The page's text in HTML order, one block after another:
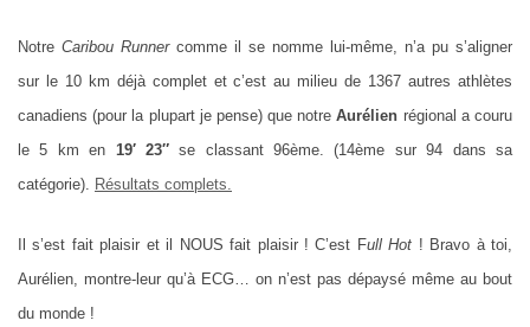
Notre Caribou Runnercomme il se nomme lui-même, n’a pu s’aligner
sur le 10 km déjà complet et c’est au milieu de 1367 autres athlètes
canadiens (pour la plupart je pense) que notreAurélien régional a couru
le 5 km en 19′ 23″se classant 96ème. (14ème sur 94 dans sa
catégorie).
Résultats complets.
Il s’est fait plaisir et il NOUS fait plaisir ! C’est Full Hot ! Bravo à toi,
Aurélien, montre-leur qu’à ECG… on n’est pas dépaysé même au bout
du monde !